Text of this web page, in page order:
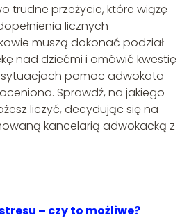
trudne przeżycie, które wiążę
licznych
muszą dokonać podział
nad dziećmi i omówić kwestię
sytuacjach pomoc adwokata
Sprawdź, na jakiego
liczyć, decydując się na
kancelarią adwokacką z
– czy to możliwe?